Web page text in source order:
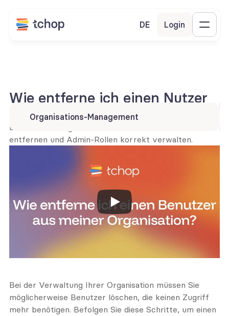
DE Login
Organisations-Management
Wie entferne ich einen Nutzer
aus meiner Organisation?
Erfahre, wie Organisations-Admins Nutzer sicher
entfernen und Admin-Rollen korrekt verwalten.
Bei der Verwaltung Ihrer Organisation müssen Sie
möglicherweise Benutzer löschen, die keinen Zugriff
mehr benötigen. Befolgen Sie diese Schritte, um einen